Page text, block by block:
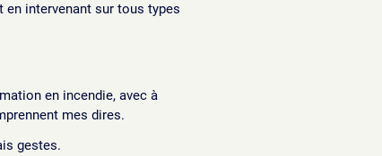
intervenant sur tous types
en incendie, avec à
mes dires.
gestes.